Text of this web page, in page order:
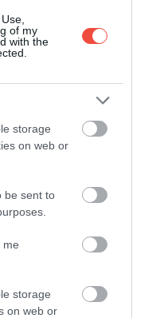
of my
with the
storage
on web or
be sent to
me
storage
on web or
Fotó:AR, Unsplash